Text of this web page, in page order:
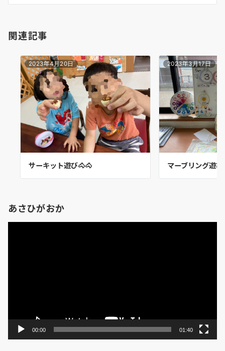
関連記事
2023年4月20日
サーキット遊び🐴🐴
2023年3月17日
マーブリング遊び
あさひがおか
00:00 01:40